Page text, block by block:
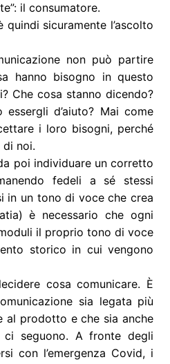
il consumatore.
sicuramente l’ascolto
non può partire
hanno bisogno in questo
Che cosa stanno dicendo?
d’aiuto? Mai come
i loro bisogni, perché
di noi.
poi individuare un corretto
fedeli a sé stessi
in un tono di voce che crea
è necessario che ogni
il proprio tono di voce
storico in cui vengono
cosa comunicare. È
sia legata più
al prodotto e che sia anche
seguono. A fronte degli
con l’emergenza Covid, i